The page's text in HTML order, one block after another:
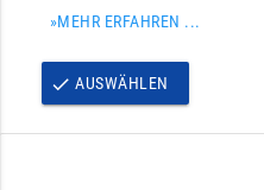
»MEHR ERFAHREN ...
done AUSWÄHLEN